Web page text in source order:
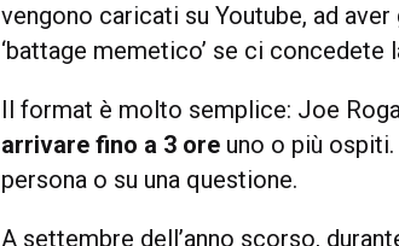
vengono caricati su Youtube, ad
‘battage memetico’ se ci concedete
Il format è molto semplice: Joe
arrivare fino a 3 ore uno o più
persona o su una questione.
A settembre dell’anno scorso,